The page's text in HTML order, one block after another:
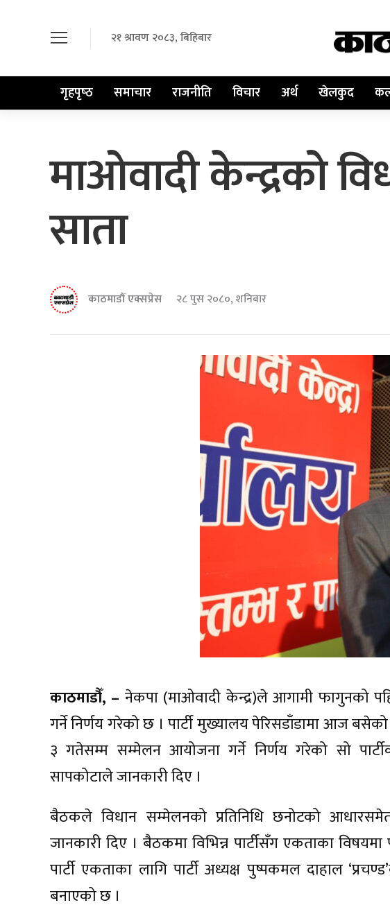
२१ श्रावण २०८३, बिहिबार
गृहपृष्‍ठ समाचार राजनीति विचार अर्थ खेलकुद
माओवादी केन्द्रको
साता
काठमाडौं एक्सप्रेस २८ पुस २०८०, शनिबार
काठमाडौँ, – नेकपा (माओवादी केन्द्र)ले आगामी फागुनको
गर्ने निर्णय गरेको छ । पार्टी मुख्यालय पेरिसडाँडामा आज
३ गतेसम्म सम्मेलन आयोजना गर्ने निर्णय गरेको सो
सापकोटाले जानकारी दिए ।
बैठकले विधान सम्मेलनको प्रतिनिधि छनोटको
जानकारी दिए । बैठकमा विभिन्न पार्टीसँग एकताका
पार्टी एकताका लागि पार्टी अध्यक्ष पुष्पकमल दाहाल
बनाएको छ ।